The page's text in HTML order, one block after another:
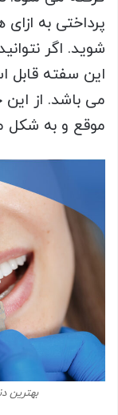
پرداختی به
شوید. اگر
این سفته قابل
می باشد. از
موقع و به شکل
بهترین